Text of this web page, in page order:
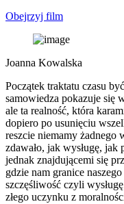
Obejrzyj film
Joanna Kowalska
Początek traktatu czasu
samowiedza pokazuje się
ale ta realność, która
dopiero po usunięciu
reszcie niemamy żadnego
zdawało, jak wysługę, jak
jednak znajdującemi się
gdzie nam granice
szczęśliwość czyli
złego uczynku z